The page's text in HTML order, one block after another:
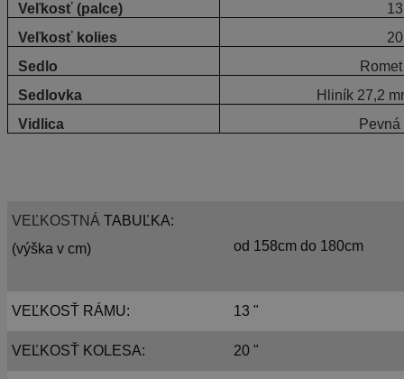
Veľkosť (palce)
13
Veľkosť kolies
20
Sedlo
Sedlovka
Hliník 27,2
Vidlica
VEĽKOSTNÁ TABUĽKA:
(výška v cm)
od 158cm do 180cm
VEĽKOSŤ RÁMU: 13 "
VEĽKOSŤ KOLESA: 20 "